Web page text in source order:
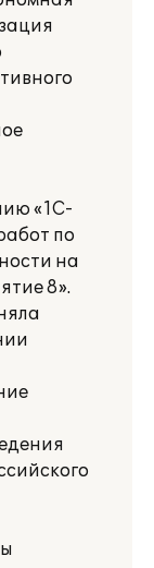
«1С-
по
на
8».